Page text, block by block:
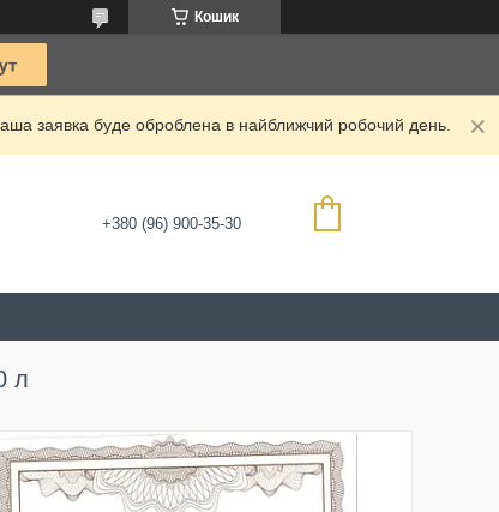
Кошик
заявка буде оброблена в найближчий робочий день.
+380 (96) 900-35-30
л